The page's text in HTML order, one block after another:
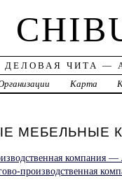
ДЕЛОВАЯ ЧИТА —
Карта
МЕБЕЛЬНЫЕ
компания —
производственная